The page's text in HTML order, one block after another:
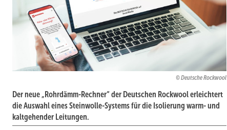
Deutsche Rockwool
Der neue „Rohrdämm-Rechner“ der Deutschen Rockwool erleichtert
die Auswahl eines Steinwolle-Systems für die Isolierung warm- und
kaltgehender Leitungen.